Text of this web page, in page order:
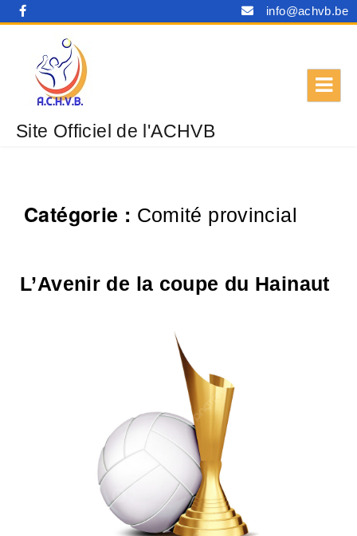
info@achvb.be
Site Officiel de l'ACHVB
Catégorie : Comité provincial
L’Avenir de la coupe du Hainaut